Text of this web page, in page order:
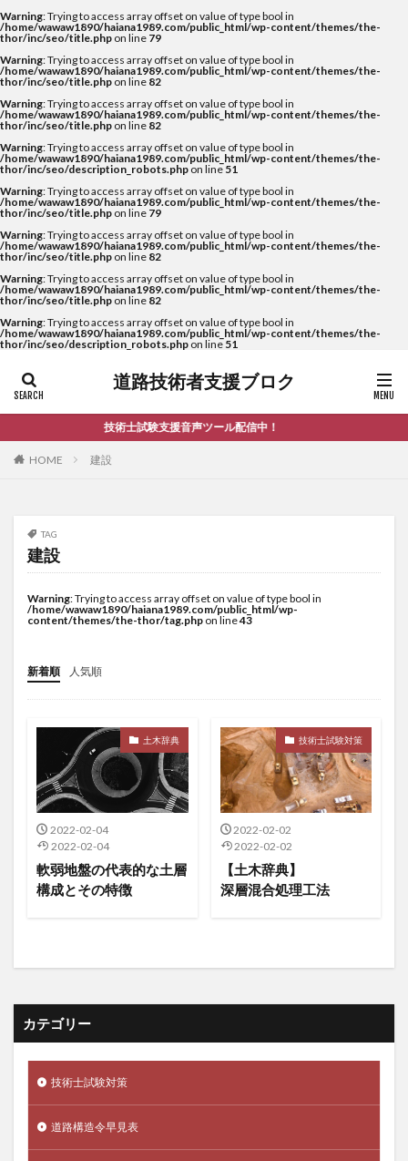
Warning: Trying to access array offset on value of type bool in
/home/wawaw1890/haiana1989.com/public_html/wp-content/themes/the-
thor/inc/seo/title.php on line 79
Warning: Trying to access array offset on value of type bool in
/home/wawaw1890/haiana1989.com/public_html/wp-content/themes/the-
thor/inc/seo/title.php on line 82
Warning: Trying to access array offset on value of type bool in
/home/wawaw1890/haiana1989.com/public_html/wp-content/themes/the-
thor/inc/seo/title.php on line 82
Warning: Trying to access array offset on value of type bool in
/home/wawaw1890/haiana1989.com/public_html/wp-content/themes/the-
thor/inc/seo/description_robots.php on line 51
Warning: Trying to access array offset on value of type bool in
/home/wawaw1890/haiana1989.com/public_html/wp-content/themes/the-
thor/inc/seo/title.php on line 79
Warning: Trying to access array offset on value of type bool in
/home/wawaw1890/haiana1989.com/public_html/wp-content/themes/the-
thor/inc/seo/title.php on line 82
Warning: Trying to access array offset on value of type bool in
/home/wawaw1890/haiana1989.com/public_html/wp-content/themes/the-
thor/inc/seo/title.php on line 82
Warning: Trying to access array offset on value of type bool in
/home/wawaw1890/haiana1989.com/public_html/wp-content/themes/the-
thor/inc/seo/description_robots.php on line 51
道路技術者支援ブロク
技術士試験支援音声ツール配信中！
HOME 建設
TAG
建設
Warning: Trying to access array offset on value of type bool in
/home/wawaw1890/haiana1989.com/public_html/wp-
content/themes/the-thor/tag.php on line43
新着順 人気順
土木辞典
2022-02-04
2022-02-04
軟弱地盤の代表的な土層
構成とその特徴
技術士試験対策
2022-02-02
2022-02-02
【土木辞典】
深層混合処理工法
カテゴリー
技術士試験対策
道路構造令早見表